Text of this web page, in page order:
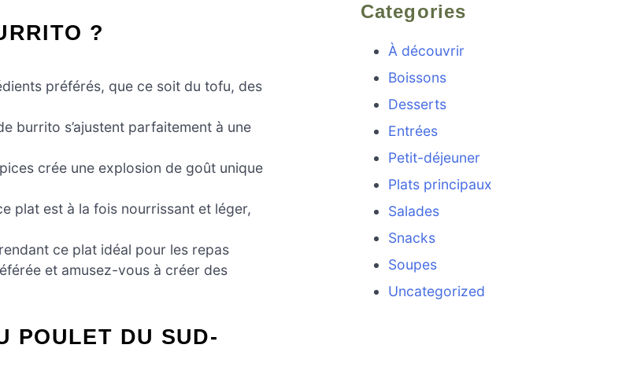
?
préférés, que ce soit du tofu, des
burrito s’ajustent parfaitement à une
crée une explosion de goût unique
plat est à la fois nourrissant et léger,
ce plat idéal pour les repas
et amusez-vous à créer des
POULET DU SUD-
Categories
À découvrir
Boissons
Desserts
Entrées
Petit-déjeuner
Plats principaux
Salades
Snacks
Soupes
Uncategorized